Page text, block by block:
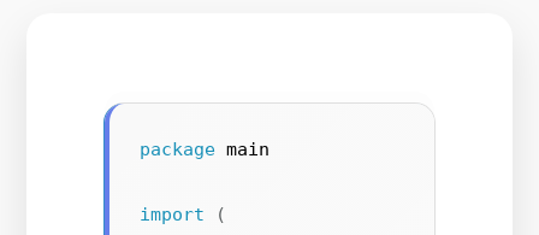
package main
import
(